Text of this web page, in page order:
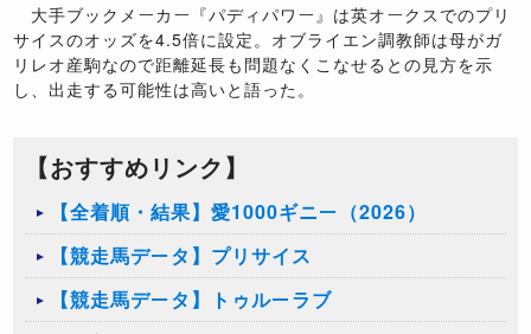
大手ブックメーカー『パディパワー』は英オークスでのプリ
サイスのオッズを4.5倍に設定。オブライエン調教師は母がガ
リレオ産駒なので距離延長も問題なくこなせるとの見方を示
し、出走する可能性は高いと語った。
【おすすめリンク】
【全着順・結果】愛1000ギニー（2026）
【競走馬データ】プリサイス
【競走馬データ】トゥルーラブ